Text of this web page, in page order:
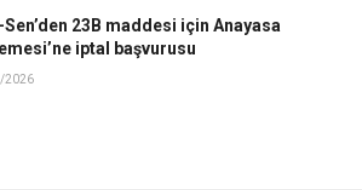
Sen’den 23B maddesi için Anayasa
iptal başvurusu
2026